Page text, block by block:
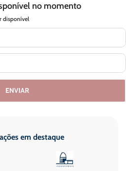
no momento
disponível
ENVIAR
em destaque